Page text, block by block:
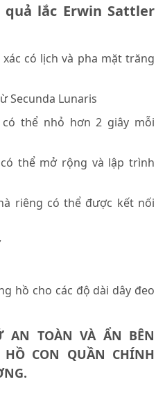
lắc Erwin Sattler
có lịch và pha mặt trăng
Secunda Lunaris
thể nhỏ hơn 2 giây mỗi
thể mở rộng và lập trình
riêng có thể được kết nối
hồ cho các độ dài dây đeo
AN TOÀN VÀ ẨN BÊN
HỒ CON QUẦN CHÍNH